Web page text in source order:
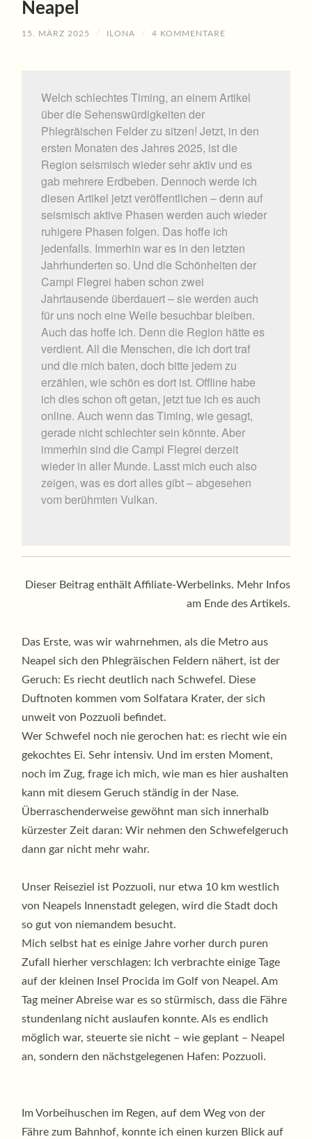
Neapel
15. MÄRZ 2025 / ILONA / 4 KOMMENTARE
Welch schlechtes Timing, an einem Artikel
über die Sehenswürdigkeiten der
Phlegräischen Felder zu sitzen! Jetzt, in den
ersten Monaten des Jahres 2025, ist die
Region seismisch wieder sehr aktiv und es
gab mehrere Erdbeben. Dennoch werde ich
diesen Artikel jetzt veröffentlichen – denn auf
seismisch aktive Phasen werden auch wieder
ruhigere Phasen folgen. Das hoffe ich
jedenfalls. Immerhin war es in den letzten
Jahrhunderten so. Und die Schönheiten der
Campi Flegrei haben schon zwei
Jahrtausende überdauert – sie werden auch
für uns noch eine Weile besuchbar bleiben.
Auch das hoffe ich. Denn die Region hätte es
verdient. All die Menschen, die ich dort traf
und die mich baten, doch bitte jedem zu
erzählen, wie schön es dort ist. Offline habe
ich dies schon oft getan, jetzt tue ich es auch
online. Auch wenn das Timing, wie gesagt,
gerade nicht schlechter sein könnte. Aber
immerhin sind die Campi Flegrei derzeit
wieder in aller Munde. Lasst mich euch also
zeigen, was es dort alles gibt – abgesehen
vom berühmten Vulkan.
Dieser Beitrag enthält Affiliate-Werbelinks. Mehr Infos
am Ende des Artikels.
Das Erste, was wir wahrnehmen, als die Metro aus
Neapel sich den Phlegräischen Feldern nähert, ist der
Geruch: Es riecht deutlich nach Schwefel. Diese
Duftnoten kommen vom Solfatara Krater, der sich
unweit von Pozzuoli befindet.
Wer Schwefel noch nie gerochen hat: es riecht wie ein
gekochtes Ei. Sehr intensiv. Und im ersten Moment,
noch im Zug, frage ich mich, wie man es hier aushalten
kann mit diesem Geruch ständig in der Nase.
Überraschenderweise gewöhnt man sich innerhalb
kürzester Zeit daran: Wir nehmen den Schwefelgeruch
dann gar nicht mehr wahr.
Unser Reiseziel ist Pozzuoli, nur etwa 10 km westlich
von Neapels Innenstadt gelegen, wird die Stadt doch
so gut von niemandem besucht.
Mich selbst hat es einige Jahre vorher durch puren
Zufall hierher verschlagen: Ich verbrachte einige Tage
auf der kleinen Insel Procida im Golf von Neapel. Am
Tag meiner Abreise war es so stürmisch, dass die Fähre
stundenlang nicht auslaufen konnte. Als es endlich
möglich war, steuerte sie nicht – wie geplant – Neapel
an, sondern den nächstgelegenen Hafen: Pozzuoli.
Im Vorbeihuschen im Regen, auf dem Weg von der
Fähre zum Bahnhof, konnte ich einen kurzen Blick auf